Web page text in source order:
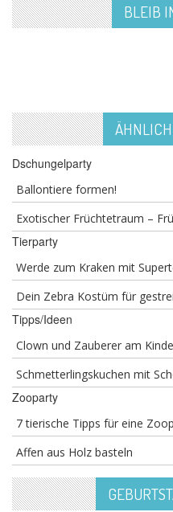
BLEIB
Dschungelparty
Ballontiere formen!
Exotischer Früchtetraum –
Tierparty
Werde zum Kraken mit
Dein Zebra Kostüm für
Tipps/Ideen
Clown und Zauberer am
Schmetterlingskuchen mit
Zooparty
7 tierische Tipps für eine
Affen aus Holz basteln